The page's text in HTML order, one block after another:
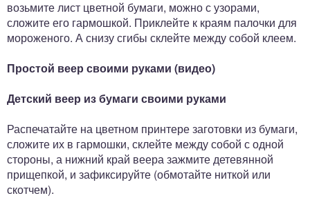
возьмите лист цветной бумаги, можно с узорами,
сложите его гармошкой. Приклейте к краям палочки для
мороженого. А снизу сгибы склейте между собой клеем.
Простой веер своими руками (видео)
Детский веер из бумаги своими руками
Распечатайте на цветном принтере заготовки из бумаги,
сложите их в гармошки, склейте между собой с одной
стороны, а нижний край веера зажмите детевянной
прищепкой, и зафиксируйте (обмотайте ниткой или
скотчем).